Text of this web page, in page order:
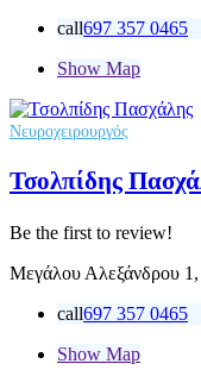
call697 357 0465
Show Map
Νευροχειρουργός
Τσολπίδης
Be the first to review!
Μεγάλου Αλεξάνδρου
call697 357 0465
Show Map